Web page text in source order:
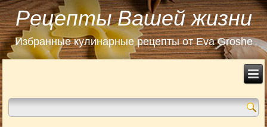
Рецепты Вашей жизни
Избранные кулинарные рецепты от Eva Groshe